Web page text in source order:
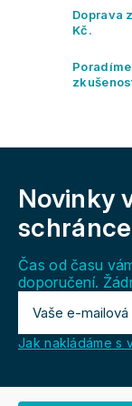
Doprava
Kč.
Novinky
schránce
Čas od času
doporučení.
Jak nakládáme s